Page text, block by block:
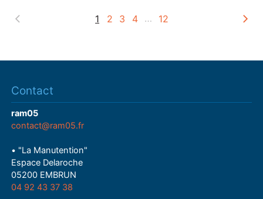
1 2 3 4 … 12
Contact
ram05
contact@ram05.fr
• "La Manutention"
Espace Delaroche
05200 EMBRUN
04 92 43 37 38